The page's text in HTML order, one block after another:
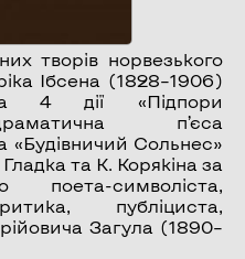
творів норвезького
Ібсена (1828–1906)
4 дії «Підпори
п’єса
«Будівничий Сольнес»
та К. Корякіна за
поета-символіста,
публіциста,
Загула (1890–